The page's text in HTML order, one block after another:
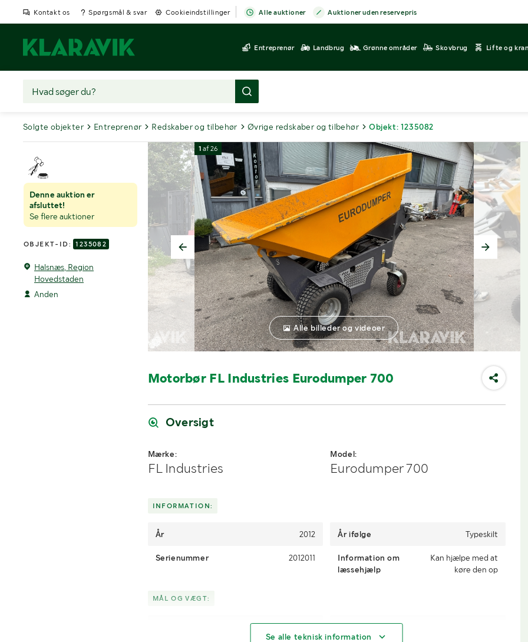
Kontakt os Spørgsmål & svar Cookieindstillinger Alle auktioner Auktioner uden reservepris
Entreprenør Landbrug Grønne områder Skovbrug Lifte og
Solgte objekter Entreprenør Redskaber og tilbehør Øvrige redskaber og tilbehør Objekt: 1235082
Denne auktion er
afsluttet!
Se flere auktioner
OBJEKT-ID: 1235082
Halsnæs, Region
Hovedstaden
Anden
1 af26
Alle billeder og videoer
Motorbør FL Industries Eurodumper 700
Oversigt
Mærke:
FL Industries
Model:
Eurodumper 700
INFORMATION:
År 2012 År ifølge Typeskilt
Serienummer 2012011
Information om
læssehjælp
Kan hjælpe med at
køre den op
MÅL OG VÆGT:
210 cm Bredde
Se alle teknisk information